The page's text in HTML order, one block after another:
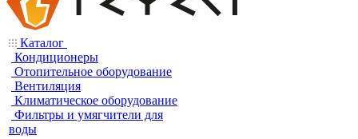
Каталог
Кондиционеры
Отопительное оборудование
Вентиляция
Климатическое оборудование
Фильтры и умягчители для
воды